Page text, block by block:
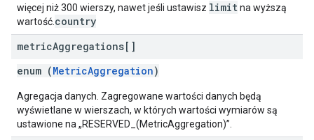
więcej niż 300 wierszy, nawet jeśli ustawisz limitna wyższą
wartość. country
metricAggregations[]
enum (MetricAggregation)
Agregacja danych. Zagregowane wartości danych będą
wyświetlane w wierszach, w których wartości wymiarów są
ustawione na „RESERVED_(MetricAggregation)”.